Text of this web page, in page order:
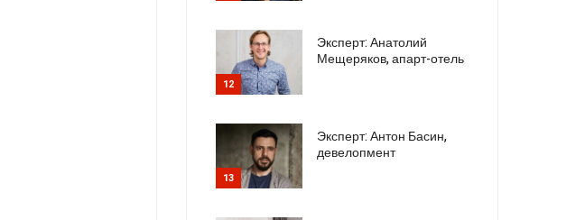
12
Эксперт: Анатолий
Мещеряков, апарт-отель
13
Эксперт: Антон Басин,
девелопмент